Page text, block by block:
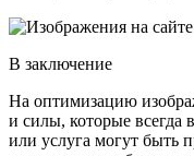
В заключение
На оптимизацию
и силы, которые всегда
или услуга могут быть